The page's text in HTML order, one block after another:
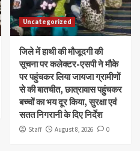
Uncategorized
जिले में हाथी की मौजूदगी की
सूचना पर कलेक्टर-एसपी ने मौके
पर पहुंचकर लिया जायजा ग्रामीणों
से की बातचीत, छात्रावास पहुंचकर
बच्चों का भय दूर किया, सुरक्षा एवं
सतत निगरानी के दिए निर्देश
Staff August 8, 2026 0